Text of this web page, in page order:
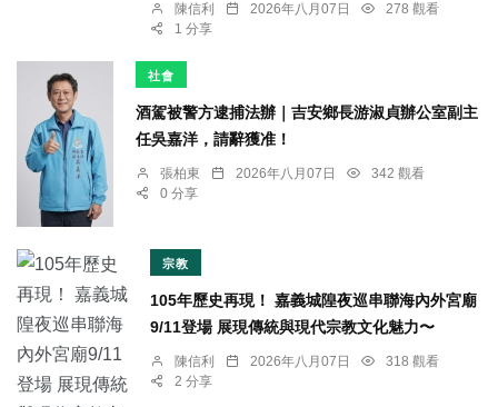
陳信利 2026年八月07日
278 觀看
1 分享
社會
酒駕被警方逮捕法辦｜吉安鄉長游淑貞辦公室副主
任吳嘉洋，請辭獲准！
張柏東 2026年八月07日
342 觀看
0 分享
宗教
105年歷史再現！ 嘉義城隍夜巡串聯海內外宮廟
9/11登場 展現傳統與現代宗教文化魅力〜
陳信利 2026年八月07日
318 觀看
2 分享